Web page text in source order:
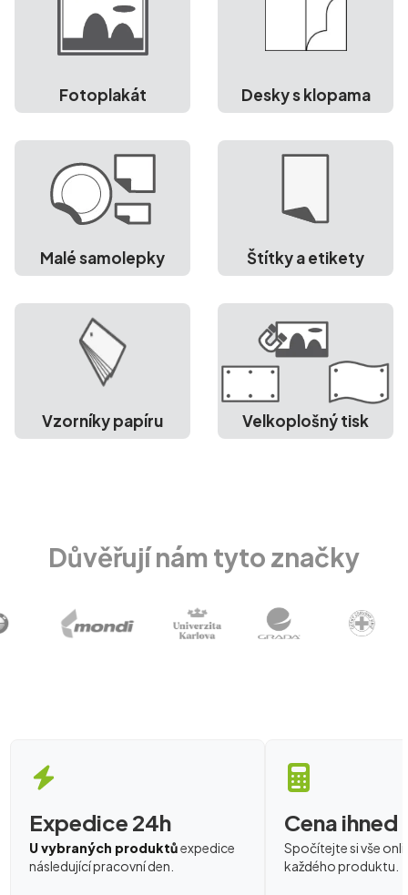
Fotoplakát Desky s klopama
Malé samolepky Štítky a etikety
Vzorníky papíru Velkoplošný tisk
Důvěřují nám tyto značky
Expedice 24h
U vybraných produktůexpedice
následující pracovní den.
Cena ihned
Spočítejte si vše
každého produktu.